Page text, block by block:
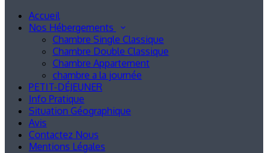
Accueil
Nos Hébergements
Chambre Single Classique
Chambre Double Classique
Chambre Appartement
chambre a la journée
PETIT-DÉJEUNER
Info Pratique
Situation Géographique
Avis
Contactez Nous
Mentions Légales